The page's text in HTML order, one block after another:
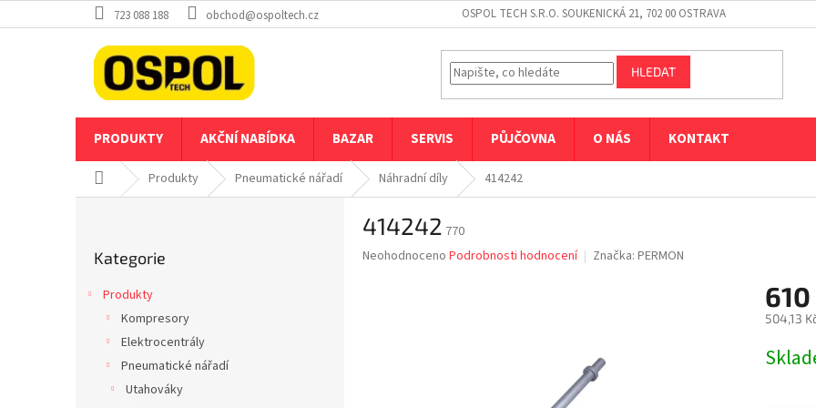
na
723 088 188 obchod@ospoltech.cz OSPOL TECH S.R.O. SOUKENICKÁ 21, 702 00 OSTRAVA
HLEDAT
PRODUKTY AKČNÍ NABÍDKA BAZAR SERVIS PŮJČOVNA O NÁS KONTAKT
Domů Produkty Pneumatické nářadí Náhradní díly 414242
kategorie
Kategorie
Produkty
Kompresory
Elektrocentrály
Pneumatické nářadí
Utahováky
414242 770
Průměrné
Neohodnoceno Podrobnosti hodnocení Značka: PERMON
610
504,13
cena: